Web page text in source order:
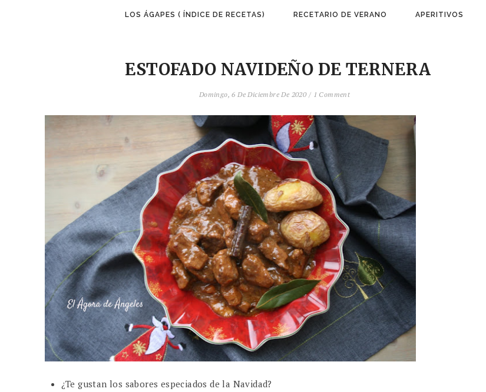
LOS ÁGAPES ( ÍNDICE DE RECETAS) RECETARIO DE VERANO APERITIVOS
ESTOFADO NAVIDEÑO DE TERNERA
Domingo, 6 De Diciembre De 2020 / 1 Comment
¿Te gustan los sabores especiados de la Navidad?